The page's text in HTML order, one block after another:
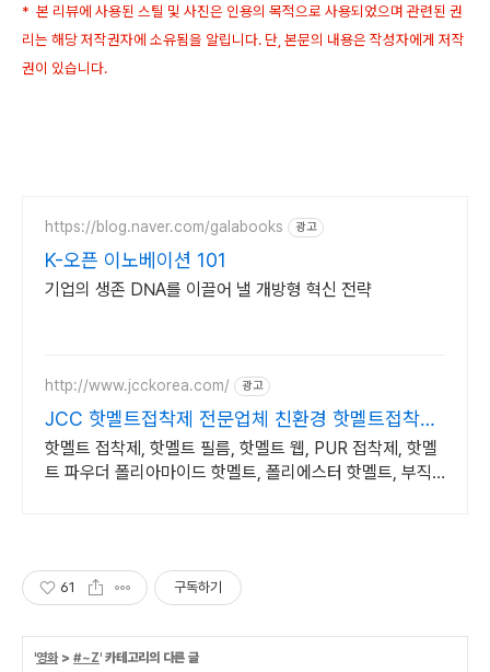
* 본 리뷰에 사용된 스틸 및 사진은 인용의 목적으로 사용되었으며 관련된 권
리는 해당 저작권자에 소유됨을 알립니다. 단, 본문의 내용은 작성자에게 저작
권이 있습니다.
https://blog.naver.com/galabooks 광고
K-오픈 이노베이션 101
기업의 생존 DNA를 이끌어 낼 개방형 혁신 전략
http://www.jcckorea.com/ 광고
JCC 핫멜트접착제 전문업체 친환경 핫멜트접착제
전문기업
핫멜트 접착제, 핫멜트 필름, 핫멜트 웹, PUR 접착제, 핫멜
트 파우더 폴리아마이드 핫멜트, 폴리에스터 핫멜트, 부직
61 구독하기
'영화> #~Z' 카테고리의 다른 글